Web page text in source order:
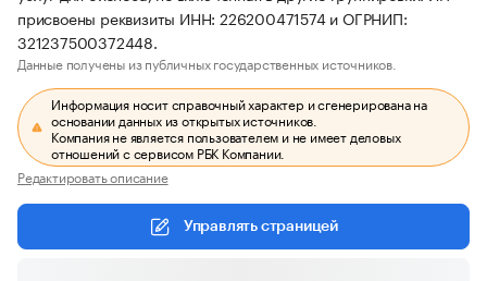
присвоены реквизиты ИНН: 226200471574 и ОГРНИП:
321237500372448.
Данные получены из публичных государственных источников.
Информация носит справочный характер и сгенерирована на
основании данных из открытых источников.
Компания не является пользователем и не имеет деловых
отношений с сервисом РБК Компании.
Редактировать описание
Управлять страницей